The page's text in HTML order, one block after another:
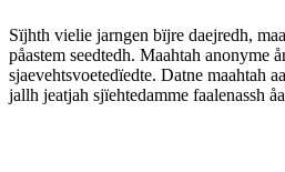
Sïjhth vielie jarngen bïjre daejredh,
påastem seedtedh. Maahtah anonyme
sjaevehtsvoetedïedte. Datne maahtah
jallh jeatjah sjïehtedamme faalenassh